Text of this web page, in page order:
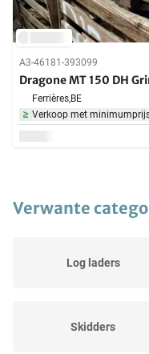
A3-46181-393099
Dragone MT 150 DH
Ferrières,BE
Verkoop met
Verwante
Log laders
Skidders